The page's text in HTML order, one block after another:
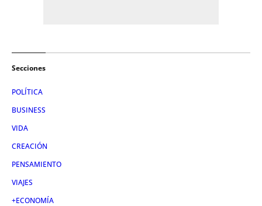
Secciones
POLÍTICA
BUSINESS
VIDA
CREACIÓN
PENSAMIENTO
VIAJES
+ECONOMÍA